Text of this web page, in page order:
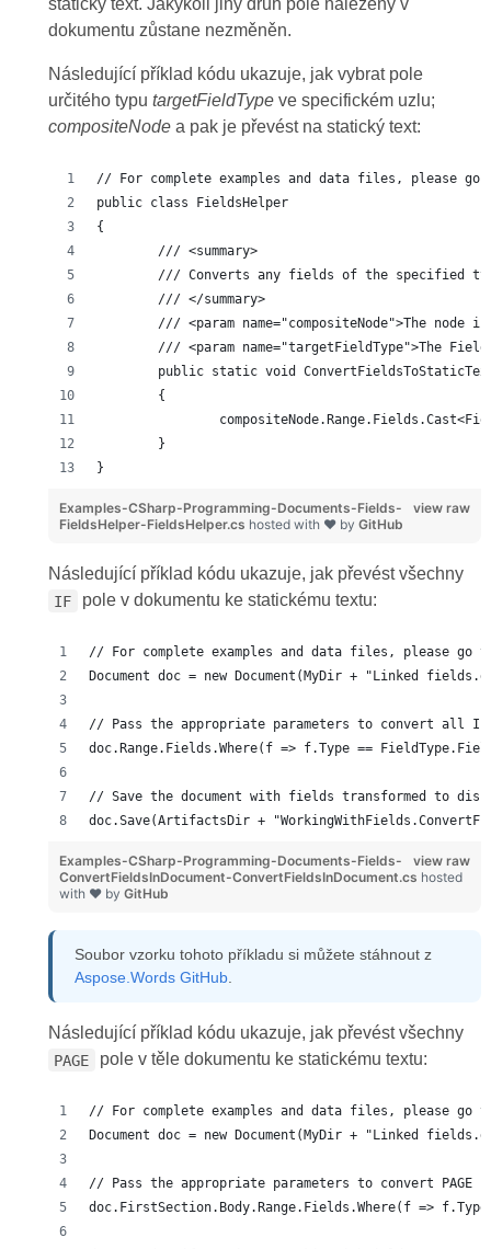
statický text. Jakýkoli jiný druh pole nalezený v
dokumentu zůstane nezměněn.
Následující příklad kódu ukazuje, jak vybrat pole
určitého typu targetFieldTypeve specifickém uzlu;
compositeNodea pak je převést na statický text:
// For complete examples and data files, please go
public class FieldsHelper
{
	/// <summary>
/// Converts any fields of the specified
	/// </summary>
/// <param name="compositeNode">The node
/// <param name="targetFieldType">The
public static void
	{
	}
}
view raw
Examples-CSharp-Programming-Documents-Fields-
FieldsHelper-FieldsHelper.cs hosted with ❤ by GitHub
Následující příklad kódu ukazuje, jak převést všechny
IF pole v dokumentu ke statickému textu:
// For complete examples and data files, please go
Document doc = new Document(MyDir + "Linked
// Pass the appropriate parameters to convert all
doc.Range.Fields.Where(f => f.Type ==
// Save the document with fields transformed to disk
doc.Save(ArtifactsDir +
view raw
Examples-CSharp-Programming-Documents-Fields-
ConvertFieldsInDocument-ConvertFieldsInDocument.cs hosted
with ❤ by GitHub
Soubor vzorku tohoto příkladu si můžete stáhnout z
Aspose.Words GitHub.
Následující příklad kódu ukazuje, jak převést všechny
PAGE pole v těle dokumentu ke statickému textu:
// For complete examples and data files, please go
Document doc = new Document(MyDir + "Linked
// Pass the appropriate parameters to convert
doc.FirstSection.Body.Range.Fields.Where(f =>